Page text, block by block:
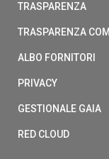
TRASPARENZA
TRASPARENZA
ALBO FORNITORI
PRIVACY
GESTIONALE GAIA
RED CLOUD